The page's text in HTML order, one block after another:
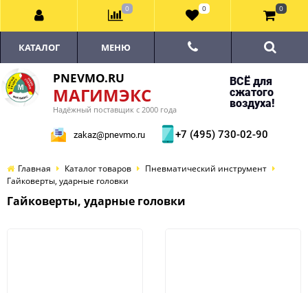
PNEVMO.RU
МАГИМЭКС
Надёжный поставщик с 2000 года
ВСЁ для
сжатого
воздуха!
zakaz@pnevmo.ru +7 (495) 730-02-90
КАТАЛОГ МЕНЮ
Главная Каталог товаров
Пневматический инструмент
Гайковерты, ударные головки
Гайковерты, ударные головки
0 0 0